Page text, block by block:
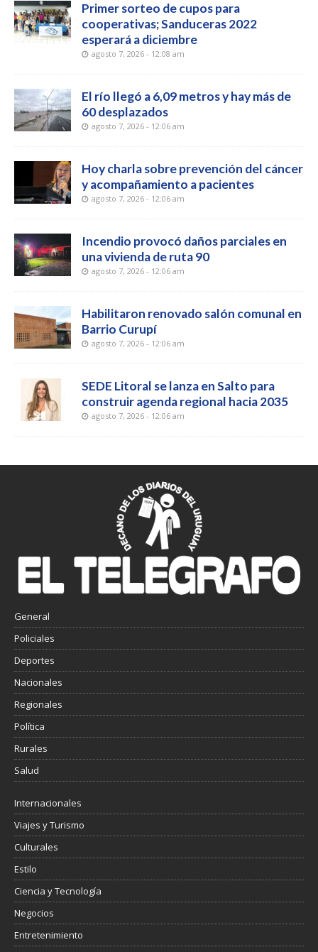
Primer sorteo de cupos para
cooperativas; Sanduceras 2022
esperará a diciembre
agosto 7, 2026 - 12:08 am
El río llegó a 6,09 metros y hay más de
60 desplazados
agosto 7, 2026 - 12:06 am
Hoy charla sobre prevención del cáncer
y acompañamiento a pacientes
agosto 7, 2026 - 12:06 am
Incendio provocó daños parciales en
una vivienda de ruta 90
agosto 7, 2026 - 12:06 am
Habilitaron renovado salón comunal en
Barrio Curupí
agosto 7, 2026 - 12:06 am
SEDE Litoral se lanza en Salto para
construir agenda regional hacia 2035
agosto 7, 2026 - 12:06 am
General
Policiales
Deportes
Nacionales
Regionales
Política
Rurales
Salud
Internacionales
Viajes y Turismo
Culturales
Estilo
Ciencia y Tecnología
Negocios
Entretenimiento